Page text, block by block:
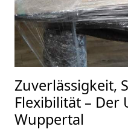
Zuverlässigkeit,
Flexibilität – Der
Wuppertal